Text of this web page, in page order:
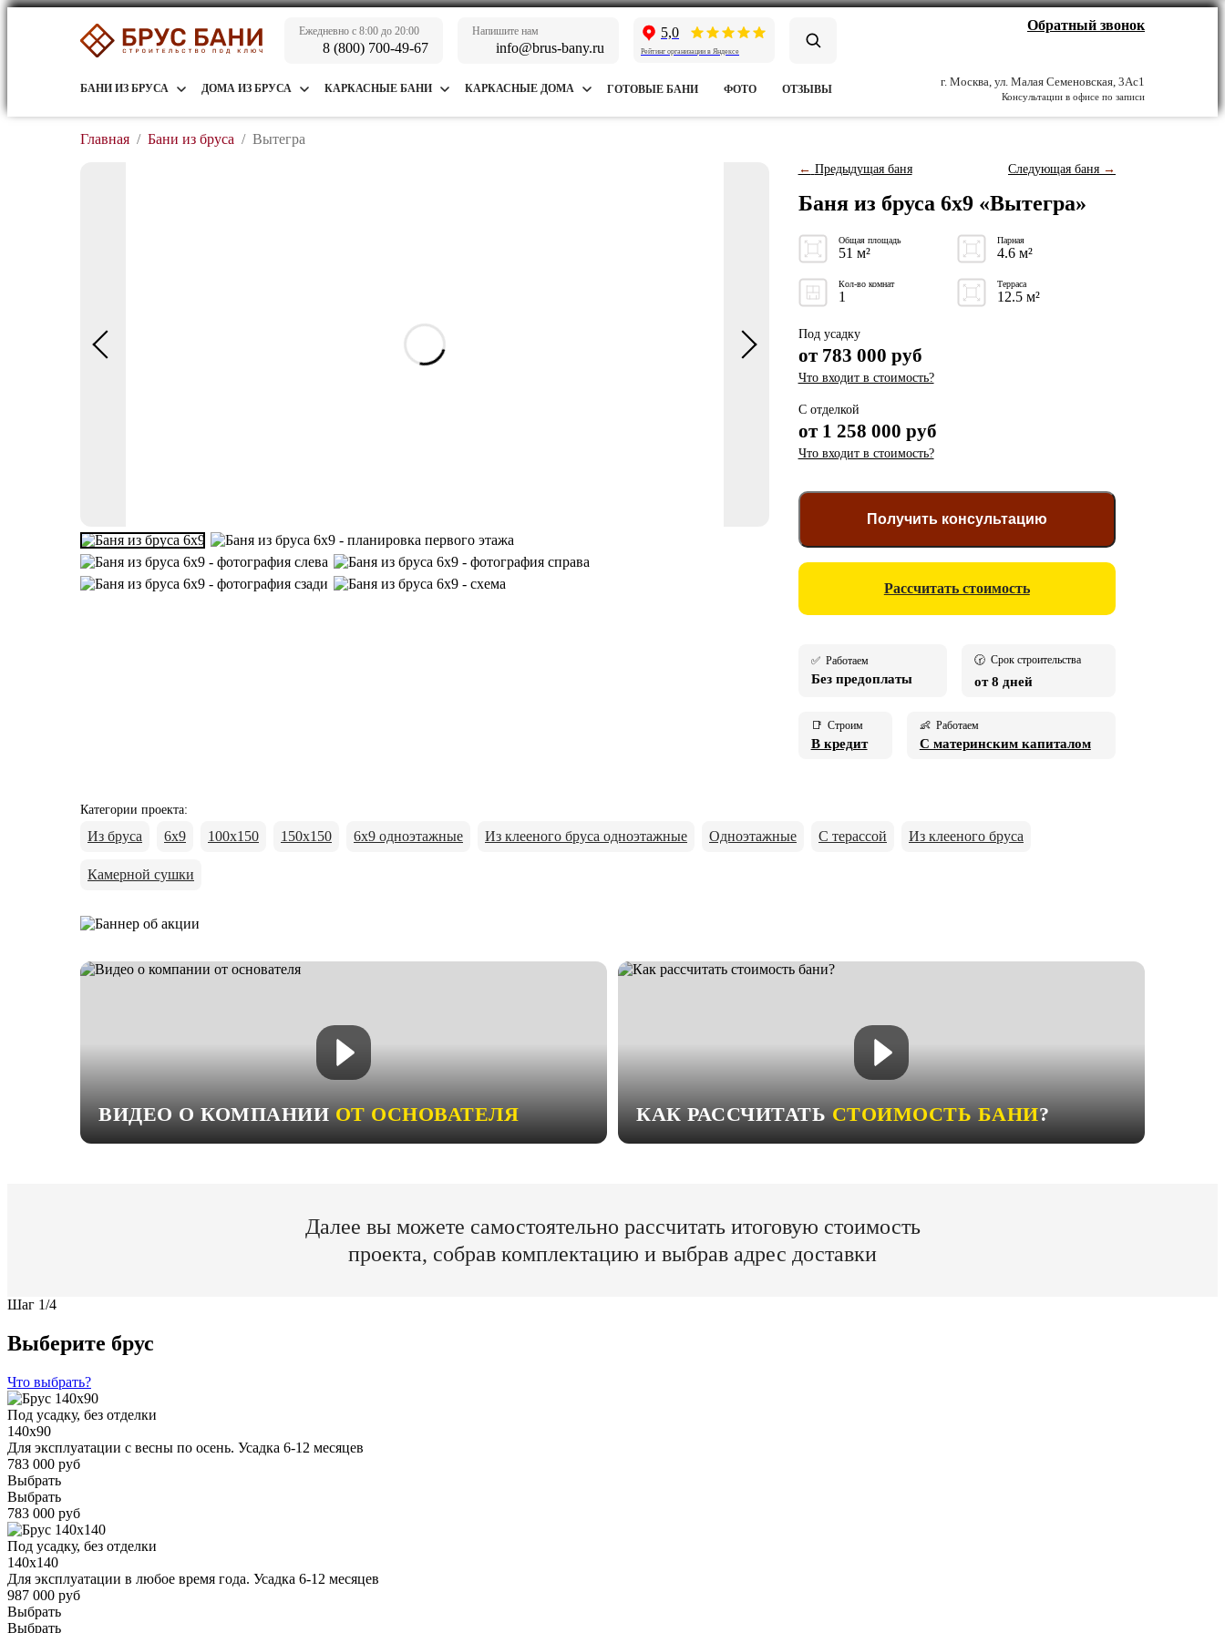
Ежедневно с 8:00 до 20:00
8 (800) 700-49-67
Напишите нам
info@brus-bany.ru
5,0
Рейтинг организации в Яндексе
Обратный звонок
БАНИ ИЗ БРУСА ДОМА ИЗ БРУСА КАРКАСНЫЕ БАНИ КАРКАСНЫЕ ДОМА ГОТОВЫЕ БАНИ ФОТО ОТЗЫВЫ
г. Москва, ул. Малая Семеновская, 3Ас1
Консультации в офисе по записи
Главная / Бани из бруса / Вытегра
← Предыдущая баня Следующая баня →
Баня из бруса 6x9 «Вытегра»
Общая площадь
51 м²
Парная
4.6 м²
Кол-во комнат
1
Терраса
12.5 м²
Под усадку
от 783 000 руб
Что входит в стоимость?
С отделкой
от 1 258 000 руб
Что входит в стоимость?
Получить консультацию
Рассчитать стоимость
✅ Работаем
Без предоплаты
🕝 Срок строительства
от 8 дней
📑 Строим
В кредит
👶 Работаем
С материнским капиталом
Категории проекта:
Из бруса 6х9 100х150 150х150 6х9 одноэтажные Из клееного бруса одноэтажные Одноэтажные С терассой Из клееного бруса
Камерной сушки
ВИДЕО О КОМПАНИИОТ ОСНОВАТЕЛЯ КАК РАССЧИТАТЬСТОИМОСТЬ БАНИ?
Далее вы можете самостоятельно рассчитать итоговую стоимость
проекта, собрав комплектацию и выбрав адрес доставки
Шаг 1/4
Выберите брус
Что выбрать?
Под усадку, без отделки
140x90
Для эксплуатации с весны по осень. Усадка 6-12 месяцев
783 000 руб
Выбрать
Выбрать
783 000 руб
Под усадку, без отделки
140x140
Для эксплуатации в любое время года. Усадка 6-12 месяцев
987 000 руб
Выбрать
Выбрать